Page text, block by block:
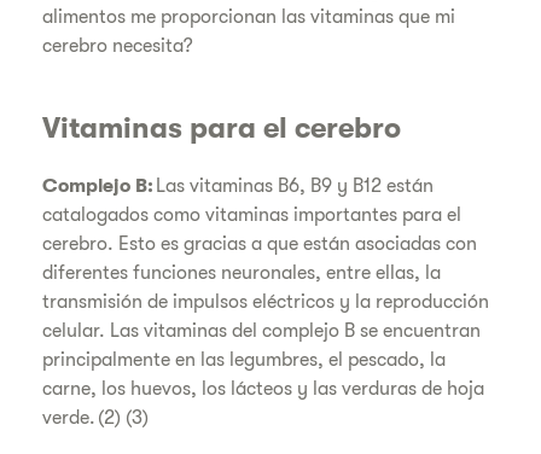
alimentos me proporcionan las vitaminas que mi
cerebro necesita?
Vitaminas para el cerebro
Complejo B: Las vitaminas B6, B9 y B12 están
catalogados como vitaminas importantes para el
cerebro. Esto es gracias a que están asociadas con
diferentes funciones neuronales, entre ellas, la
transmisión de impulsos eléctricos y la reproducción
celular. Las vitaminas del complejo B se encuentran
principalmente en las legumbres, el pescado, la
carne, los huevos, los lácteos y las verduras de hoja
verde. (2) (3)